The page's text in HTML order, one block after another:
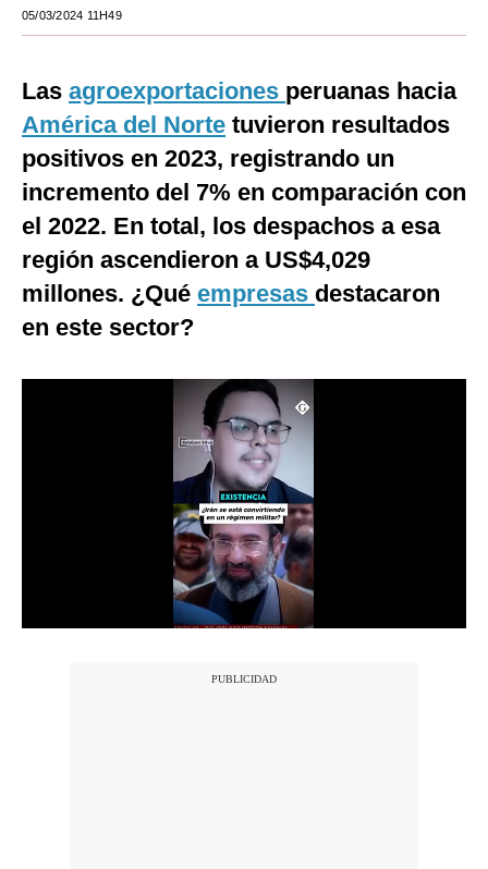
Estilos
EEUU
España
Internacional
Tecnología
Club del Suscriptor
05/03/2024 11H49
Las agroexportaciones peruanas hacia
América del Norte tuvieron resultados
positivos en 2023, registrando un
incremento del 7% en comparación con
el 2022. En total, los despachos a esa
región ascendieron a US$4,029
millones. ¿Qué empresas destacaron
en este sector?